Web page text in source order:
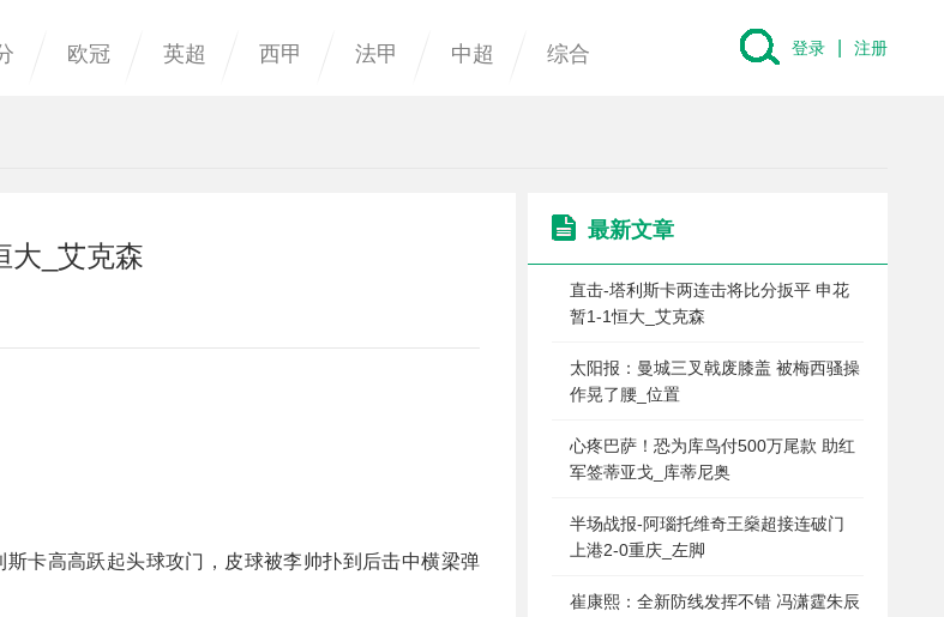
欧冠 英超 西甲 法甲 中超 综合 登录 注册
大_艾克森
卡高高跃起头球攻门，皮球被李帅扑到后击中横梁弹
最新文章
直击-塔利斯卡两连击将比分扳平 申花
暂1-1恒大_艾克森
太阳报：曼城三叉戟废膝盖 被梅西骚操
作晃了腰_位置
心疼巴萨！恐为库鸟付500万尾款 助红
军签蒂亚戈_库蒂尼奥
半场战报-阿瑙托维奇王燊超接连破门
上港2-0重庆_左脚
崔康熙：全新防线发挥不错 冯潇霆朱辰